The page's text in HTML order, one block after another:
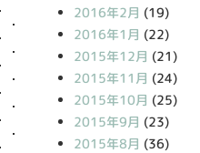
2016年2月 (19)
2016年1月 (22)
2015年12月 (21)
2015年11月 (24)
2015年10月 (25)
2015年9月 (23)
2015年8月 (36)